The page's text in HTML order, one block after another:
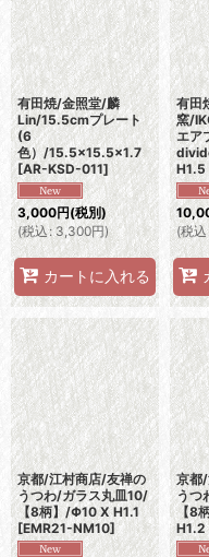
有田焼/金照堂/麟
Lin/15.5cmプレート
(6
色）/15.5×15.5×1.7
[AR-KSD-011]
3,000円(税別)
(税込: 3,300円)
カートに入れる
有田
窯/
エア
H1.5
(税込
京都/江村商店/友禅の
うつわ/ガラス丸皿10/
【8柄】/Φ10 X H1.1
[EMR21-NM10]
京都
うつ
【8
H1.2